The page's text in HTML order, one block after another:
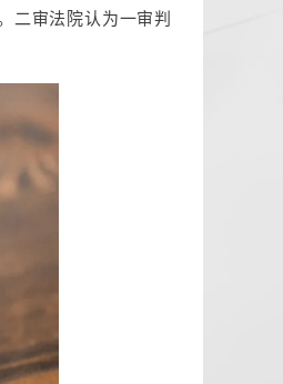
二审法院认为一审判